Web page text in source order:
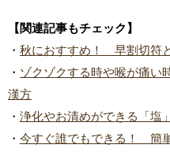
【関連記事もチェック】
・ 秋におすすめ！ 早割切符
・ ゾクゾクする時や喉が痛い
漢方
・ 浄化やお清めができる「塩
・ 今すぐ誰でもできる！ 簡